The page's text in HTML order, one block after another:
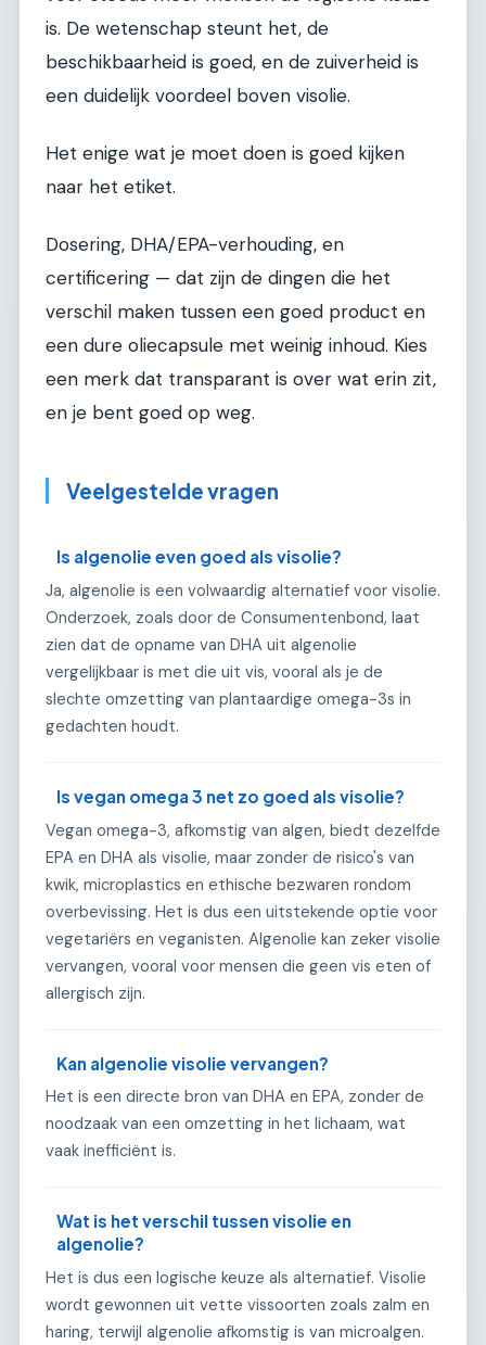
is. De wetenschap steunt het, de
beschikbaarheid is goed, en de zuiverheid is
een duidelijk voordeel boven visolie.
Het enige wat je moet doen is goed kijken
naar het etiket.
Dosering, DHA/EPA-verhouding, en
certificering — dat zijn de dingen die het
verschil maken tussen een goed product en
een dure oliecapsule met weinig inhoud. Kies
een merk dat transparant is over wat erin zit,
en je bent goed op weg.
Veelgestelde vragen
Is algenolie even goed als visolie?
Ja, algenolie is een volwaardig alternatief voor visolie.
Onderzoek, zoals door de Consumentenbond, laat
zien dat de opname van DHA uit algenolie
vergelijkbaar is met die uit vis, vooral als je de
slechte omzetting van plantaardige omega-3s in
gedachten houdt.
Is vegan omega 3 net zo goed als visolie?
Vegan omega-3, afkomstig van algen, biedt dezelfde
EPA en DHA als visolie, maar zonder de risico's van
kwik, microplastics en ethische bezwaren rondom
overbevissing. Het is dus een uitstekende optie voor
vegetariërs en veganisten. Algenolie kan zeker visolie
vervangen, vooral voor mensen die geen vis eten of
allergisch zijn.
Kan algenolie visolie vervangen?
Het is een directe bron van DHA en EPA, zonder de
noodzaak van een omzetting in het lichaam, wat
vaak inefficiënt is.
Wat is het verschil tussen visolie en
algenolie?
Het is dus een logische keuze als alternatief. Visolie
wordt gewonnen uit vette vissoorten zoals zalm en
haring, terwijl algenolie afkomstig is van microalgen.